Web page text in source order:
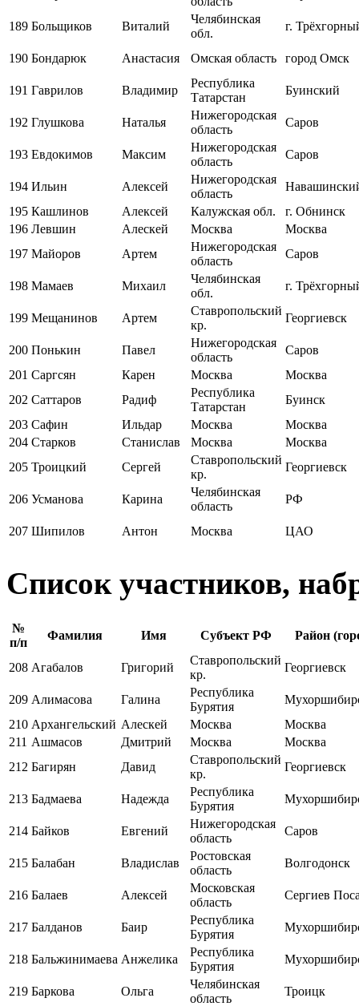
189 Больщиков Виталий
Челябинская
обл.
г.
190 Бондарюк Анастасия Омская область город Омск
191 Гаврилов Владимир
Республика
Татарстан
Буинский
192 Глушкова Наталья
Нижегородская
область
Саров
193 Евдокимов Максим
Нижегородская
область
Саров
194 Ильин Алексей
Нижегородская
область
195 Кашлинов Алексей Калужская обл.
г. Обнинск
196 Левшин Алескей Москва
Москва
197 Майоров Артем
Нижегородская
область
Саров
198 Мамаев Михаил
Челябинская
обл.
г.
199 Мещанинов Артем
Ставропольский
кр.
Георгиевск
200 Понькин Павел
Нижегородская
область
Саров
201 Саргсян Карен Москва
Москва
202 Саттаров Радиф
Республика
Татарстан
Буинск
203 Сафин Ильдар Москва
Москва
204 Старков Станислав Москва
Москва
205 Троицкий Сергей
Ставропольский
кр.
Георгиевск
206 Усманова Карина
Челябинская
область
РФ
207 Шипилов Антон Москва ЦАО
Список участников,
№
п/п
Фамилия Имя Субъект РФ Район
208 Агабалов Григорий
Ставропольский
кр.
Георгиевск
209 Алимасова Галина
Республика
Бурятия
210 Архангельский Алескей Москва
Москва
211 Ашмасов Дмитрий Москва
Москва
212 Багирян Давид
Ставропольский
кр.
Георгиевск
213 Бадмаева Надежда
Республика
Бурятия
214 Байков Евгений
Нижегородская
область
Саров
215 Балабан Владислав
Ростовская
область
Волгодонск
216 Балаев Алексей
Московская
область
Сергиев
217 Балданов Баир
Республика
Бурятия
218 Бальжинимаева Анжелика
Республика
Бурятия
219 Баркова Ольга
Челябинская
область
Троицк